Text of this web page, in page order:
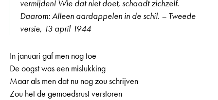
vermijden! Wie dat niet doet, schaadt zichzelf.
Daarom: Alleen aardappelen in de schil. – Tweede
versie, 13 april 1944
In januari gaf men nog toe
De oogst was een mislukking
Maar als men dat nu nog zou schrijven
Zou het de gemoedsrust verstoren